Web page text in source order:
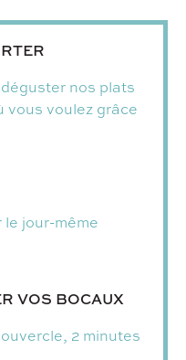
nos plats
vous voulez grâce
jour-même
VOS BOCAUX
2 minutes